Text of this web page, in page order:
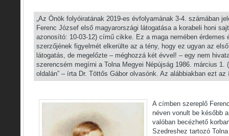
„Az Önök folyóiratának 2019-es évfolyamának 3-4. számában
Ferenc József első magyarországi látogatása a korabeli honi
azonosító: 10-03-12) című cikke. Ez a maga nemében érdemes
szerzőjének figyelmét elkerülte az a tény, hogy ez ugyan az
látogatás, de megelőzte – méghozzá két évvel! – egy nem
szerencsém megírni a Tolna Megyei Népújság 1986. március 1.
oldalán” – írta Dr. Töttős Gábor olvasónk. Az alábbiakban ezt
A címben szereplő
néven vonult be később
valóban becézhető
Szedreshez tartozó